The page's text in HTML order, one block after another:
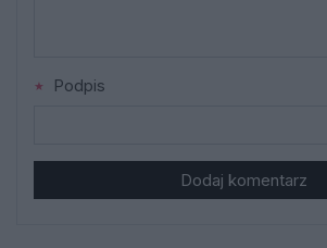
Podpis
Dodaj komentarz